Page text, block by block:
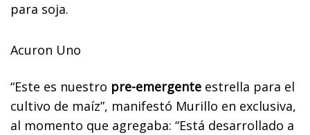
para soja.
Acuron Uno
“Este es nuestro pre-emergente estrella para el
cultivo de maíz”, manifestó Murillo en exclusiva,
al momento que agregaba: “Está desarrollado a